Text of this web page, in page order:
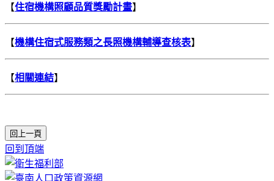
【住宿機構照顧品質獎勵計畫】
【機構住宿式服務類之長照機構輔導查核表】
【相關連結】
回上一頁
回到頂端